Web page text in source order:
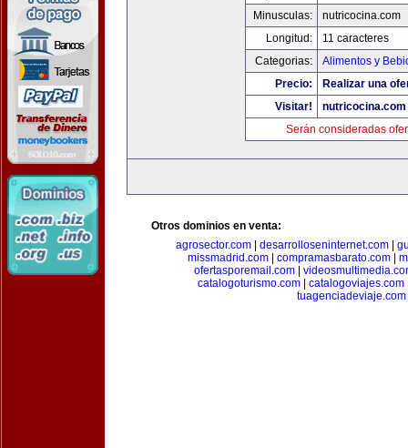
Minusculas:
nutricocina.com
Longitud:
11 caracteres
Categorias:
Alimentos y
Precio:
Realizar una
Visitar!
nutricocina.com
Serán consideradas
Otros dominios en venta:
agrosector.com
desarrolloseninternet.com
missmadrid.com| compramasbarato.com|
ofertasporemail.com
catalogoturismo.com
catalogoviajes.com
tuagenciadeviaje.com